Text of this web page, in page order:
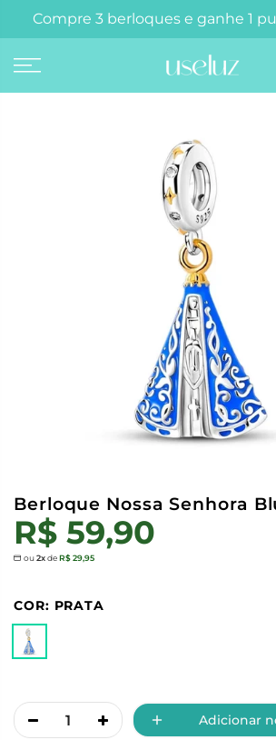
Compre 3 berloques e ganhe 1
Berloque Nossa Senhora
R$ 59,90
ou2xdeR$ 29,95
COR: PRATA
Adicionar